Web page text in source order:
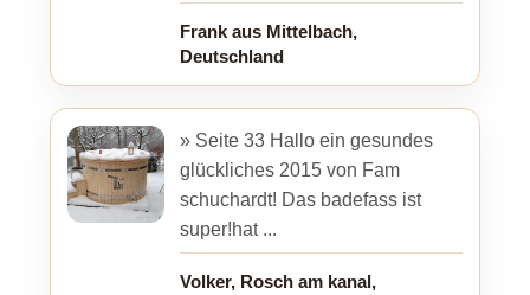
Frank aus Mittelbach,
Deutschland
» Seite 33 Hallo ein gesundes
glückliches 2015 von Fam
schuchardt! Das badefass ist
super!hat ...
Volker, Rosch am kanal,